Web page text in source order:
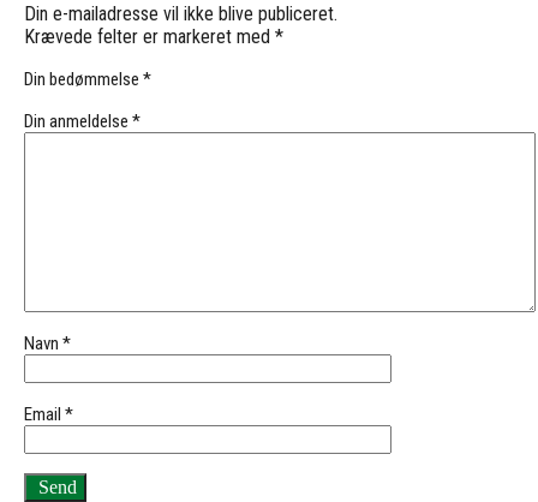
Din e-mailadresse vil ikke blive publiceret.
Krævede felter er markeret med *
Din bedømmelse *
Din anmeldelse *
Navn *
Email *